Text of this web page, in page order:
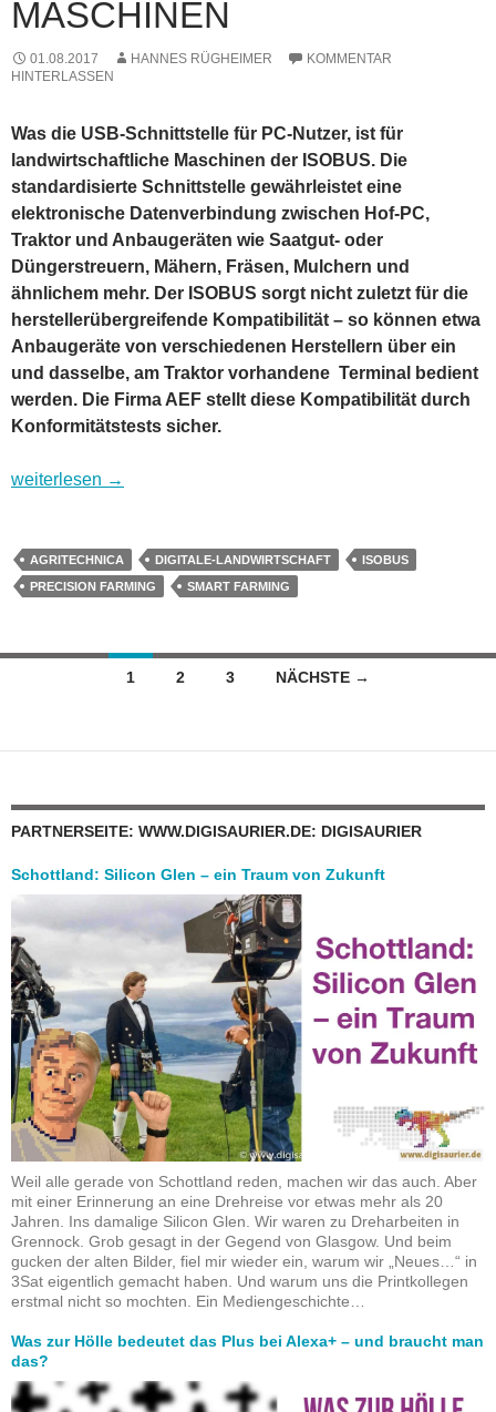
MASCHINEN
01.08.2017 HANNES RÜGHEIMER
KOMMENTAR
HINTERLASSEN
Was die USB-Schnittstelle für PC-Nutzer, ist für
landwirtschaftliche Maschinen der ISOBUS. Die
standardisierte Schnittstelle gewährleistet eine
elektronische Datenverbindung zwischen Hof-PC,
Traktor und Anbaugeräten wie Saatgut- oder
Düngerstreuern, Mähern, Fräsen, Mulchern und
ähnlichem mehr. Der ISOBUS sorgt nicht zuletzt für die
herstellerübergreifende Kompatibilität – so können etwa
Anbaugeräte von verschiedenen Herstellern über ein
und dasselbe, am Traktor vorhandene Terminal bedient
werden. Die Firma AEF stellt diese Kompatibilität durch
Konformitätstests sicher.
ISOBUS – die Standardschnittstelle für landwirtschaftliche
weiterlesen →
AGRITECHNICA DIGITALE-LANDWIRTSCHAFT
ISOBUS
PRECISION FARMING
SMART FARMING
Beitragsnavigation
1 2 3 NÄCHSTE →
PARTNERSEITE: WWW.DIGISAURIER.DE: DIGISAURIER
Schottland: Silicon Glen – ein Traum von Zukunft
Weil alle gerade von Schottland reden, machen wir das auch. Aber
mit einer Erinnerung an eine Drehreise vor etwas mehr als 20
Jahren. Ins damalige Silicon Glen. Wir waren zu Dreharbeiten in
Grennock. Grob gesagt in der Gegend von Glasgow. Und beim
gucken der alten Bilder, fiel mir wieder ein, warum wir „Neues…“ in
3Sat eigentlich gemacht haben. Und warum uns die Printkollegen
erstmal nicht so mochten. Ein Mediengeschichte…
Was zur Hölle bedeutet das Plus bei Alexa+ – und braucht man
das?